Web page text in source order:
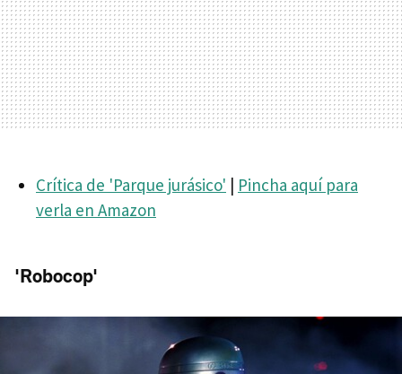
Crítica de 'Parque jurásico' | Pincha aquí para
verla en Amazon
'Robocop'